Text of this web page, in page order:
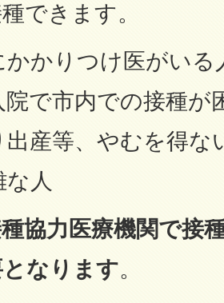
できます。
かかりつけ医がいる
院で市内での接種が
出産等、やむを得な
人
協力医療機関で接
なります。